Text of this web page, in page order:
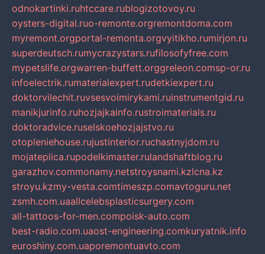
odnokartinki.ruhtccare.rublogizotovoy.ru
oysters-digital.ruo-remonte.orgremontdoma.com
myremont.orgportal-remonta.orgvyitikho.rumirjon.ru
superdeutsch.rumycrazystars.rufilosofyfree.com
mypetslife.orgwarren-buffett.orggreleon.comsp-or.ru
infoelectrik.rumaterialexpert.rudetkiexpert.ru
doktorvilechit.ruvsesvoimirykami.ruinstrumentgid.ru
manikjurinfo.ruhozjajkainfo.rustroimaterials.ru
doktoradvice.ruselskoehozjajstvo.ru
otopleniehouse.rujustinterior.ruchastnyjdom.ru
mojateplica.rupodelkimaster.rulandshaftblog.ru
garazhov.commonamy.netstroysnami.kzlcna.kz
stroyu.kzmy-vesta.comtimeszp.comavtoguru.net
zsmh.com.uaallcelebsplasticsurgery.com
all-tattoos-for-men.compoisk-auto.com
best-radio.com.uaost-engineering.comkuryatnik.info
euroshiny.com.uaporemontuavto.com